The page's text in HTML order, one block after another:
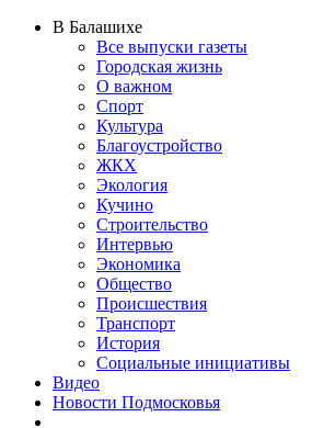
В Балашихе
Все выпуски газеты
Городская жизнь
О важном
Спорт
Культура
Благоустройство
ЖКХ
Экология
Кучино
Строительство
Интервью
Экономика
Общество
Происшествия
Транспорт
История
Социальные инициативы
Видео
Новости Подмосковья